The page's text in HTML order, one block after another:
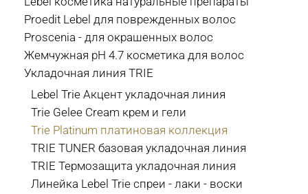
Proedit Lebel для поврежденных волос
Proscenia - для окрашенных волос
Жемчужная pH 4.7 косметика для волос
Укладочная линия TRIE
Lebel Trie Акцент укладочная линия
Trie Gelee Cream крем и гели
Trie Platinum платиновая коллекция
TRIE TUNER базовая укладочная линия
TRIE Термозащита укладочная линия
Линейка Lebel Trie спреи - лаки - воски